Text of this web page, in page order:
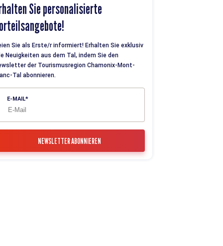
Sie personalisierte
Sie als Erste/r informiert! Erhalten Sie exklusiv
Neuigkeiten aus dem Tal, indem Sie den
der Tourismusregion Chamonix-Mont-
Tal abonnieren.
E-MAIL